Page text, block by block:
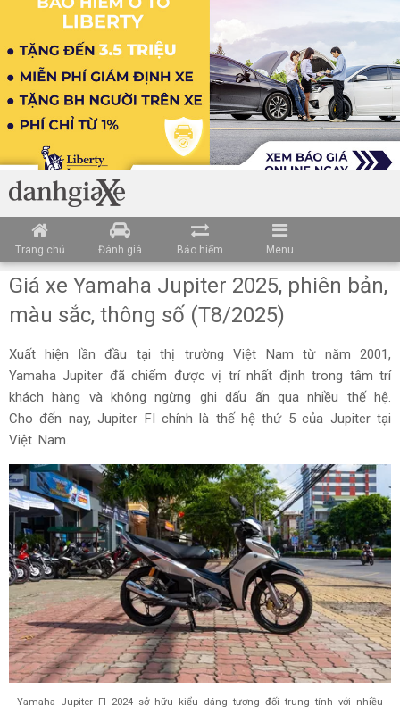
Trang chủ Đánh giá Bảo hiểm Menu
Giá xe Yamaha Jupiter 2025, phiên bản,
màu sắc, thông số (T8/2025)
Xuất hiện lần đầu tại thị trường Việt Nam từ năm 2001,
Yamaha Jupiter đã chiếm được vị trí nhất định trong tâm trí
khách hàng và không ngừng ghi dấu ấn qua nhiều thế hệ.
Cho đến nay, Jupiter FI chính là thế hệ thứ 5 của Jupiter tại
Việt Nam.
Yamaha Jupiter FI 2024 sở hữu kiểu dáng tương đối trung tính với nhiều